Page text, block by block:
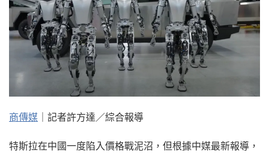
商傳媒 ｜記者許方達／綜合報導
特斯拉在中國一度陷入價格戰泥沼，但根據中媒最新報導，